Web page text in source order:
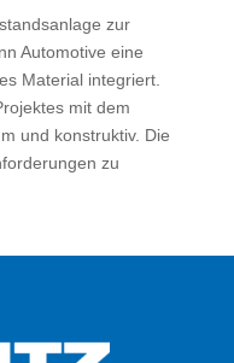
zur
Automotive eine
Material integriert.
mit dem
und konstruktiv. Die
zu